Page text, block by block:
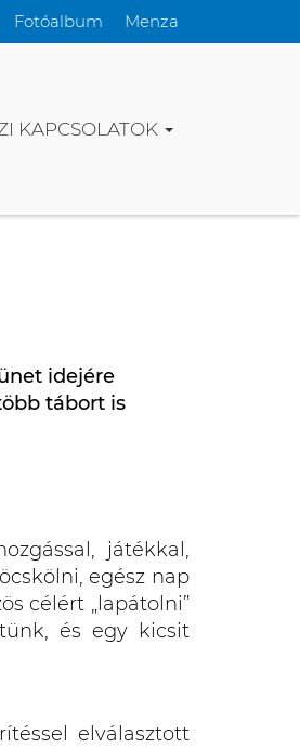
Fotóalbum Menza
KAPCSOLATOK
idejére
tábort is
játékkal,
egész nap
célért „lapátolni”
és egy kicsit
elválasztott